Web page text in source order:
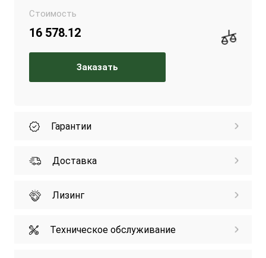
Стоимость
16 578.12
Заказать
Гарантии
Доставка
Лизинг
Техническое обслуживание